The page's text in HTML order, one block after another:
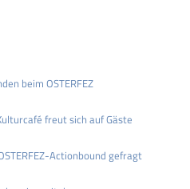
beim OSTERFEZ
freut sich auf Gäste
Actionbound gefragt